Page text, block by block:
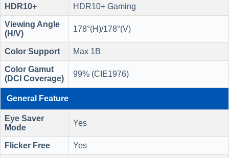
HDR10+ HDR10+ Gaming
Viewing Angle
(H/V)
178°(H)/178°(V)
Color Support Max 1B
Color Gamut
(DCI Coverage)
99% (CIE1976)
General Feature
Eye Saver
Mode
Yes
Flicker Free Yes